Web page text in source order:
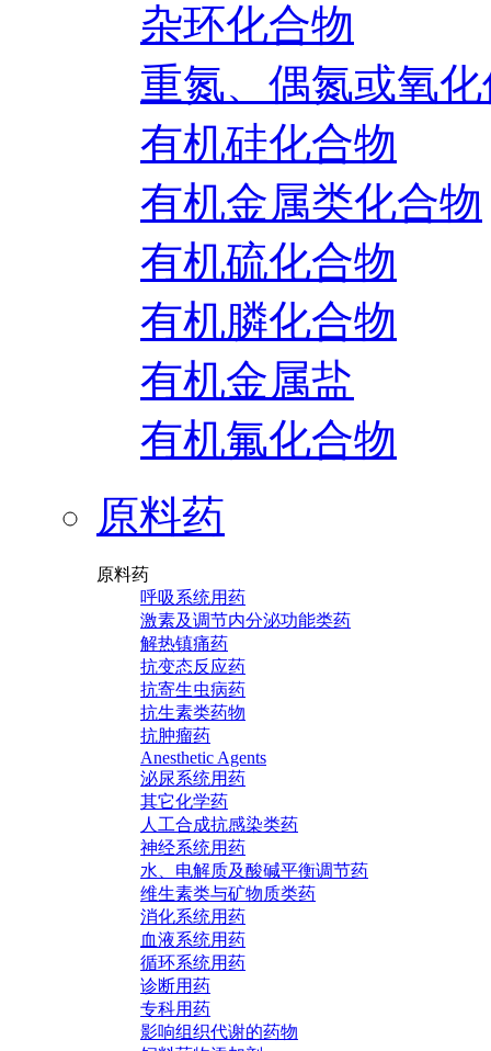
杂环化合物
重氮、偶氮或氧
有机硅化合物
有机金属类化合物
有机硫化合物
有机膦化合物
有机金属盐
有机氟化合物
原料药
原料药
呼吸系统用药
激素及调节内分泌功能类药
解热镇痛药
抗变态反应药
抗寄生虫病药
抗生素类药物
抗肿瘤药
Anesthetic Agents
泌尿系统用药
其它化学药
人工合成抗感染类药
神经系统用药
水、电解质及酸碱平衡调节药
维生素类与矿物质类药
消化系统用药
血液系统用药
循环系统用药
诊断用药
专科用药
影响组织代谢的药物